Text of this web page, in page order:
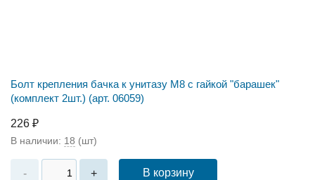
Болт крепления бачка к унитазу М8 с гайкой "барашек"
(комплект 2шт.) (арт. 06059)
226 ₽
В наличии: 18 (шт)
- + В корзину